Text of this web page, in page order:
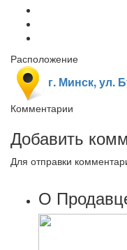
Расположение
г. Минск, ул.
Комментарии
Добавить
Для отправки
О